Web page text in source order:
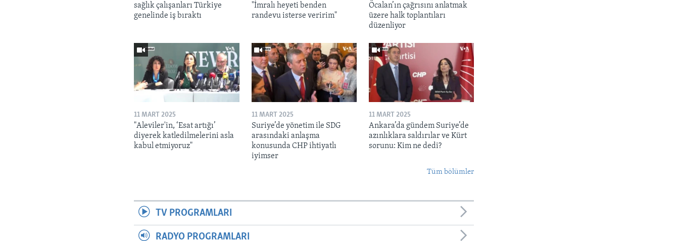
sağlık çalışanları Türkiye
genelinde iş bıraktı
"İmralı heyeti benden
randevu isterse veririm"
Öcalan’ın çağrısını anlatmak
üzere halk toplantıları
düzenliyor
11 MART 2025
"Aleviler'in, ‘Esat artığı’
diyerek katledilmelerini asla
kabul etmiyoruz"
11 MART 2025
Suriye’de yönetim ile SDG
arasındaki anlaşma
konusunda CHP ihtiyatlı
iyimser
11 MART 2025
Ankara’da gündem Suriye’de
azınlıklara saldırılar ve Kürt
sorunu: Kim ne dedi?
Tüm bölümler
TV PROGRAMLARI
RADYO PROGRAMLARI